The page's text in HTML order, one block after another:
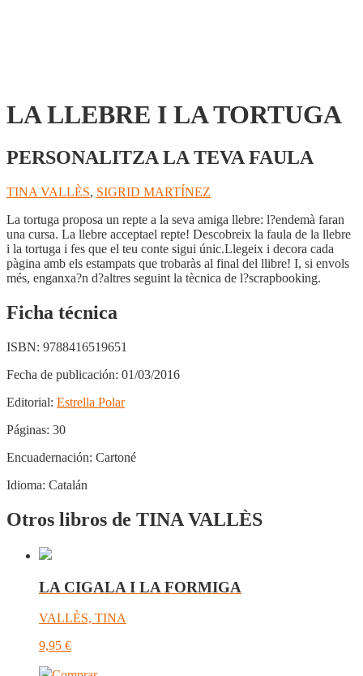
LA LLEBRE I LA TORTUGA
PERSONALITZA LA TEVA FAULA
TINA VALLÈS, SIGRID MARTÍNEZ
La tortuga proposa un repte a la seva amiga llebre: l?endemà faran
una cursa. La llebre acceptael repte! Descobreix la faula de la llebre
i la tortuga i fes que el teu conte sigui únic.Llegeix i decora cada
pàgina amb els estampats que trobaràs al final del llibre! I, si envols
més, enganxa?n d?altres seguint la tècnica de l?scrapbooking.
Ficha técnica
ISBN: 9788416519651
Fecha de publicación: 01/03/2016
Editorial: Estrella Polar
Páginas: 30
Encuadernación: Cartoné
Idioma: Catalán
Otros libros de TINA VALLÈS
LA CIGALA I LA FORMIGA
VALLÈS, TINA
9,95 €